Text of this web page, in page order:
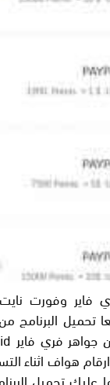
تحميل البرنامج
هواف اثناء